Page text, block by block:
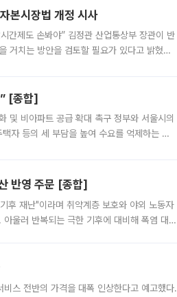
본시장법 개정 시사
간제도 손봐야” 김정관 산업통상부 장관이 반
거치는 방안을 검토할 필요가 있다고 밝혔다.
[종합]
및 비아파트 공급 확대 촉구 정부와 서울시의
자 등의 세 부담을 높여 수요를 억제하는 카
반영 주문 [종합]
후 재난"이라며 취약계층 보호와 야외 노동자
울러 반복되는 극한 기후에 대비해 폭염 대응
스 전반의 가격을 대폭 인상한다고 예고했다.